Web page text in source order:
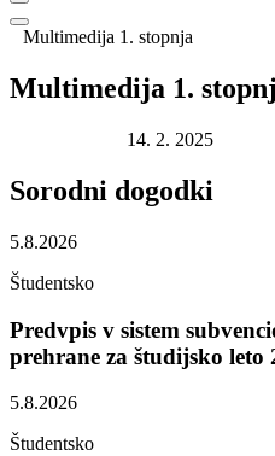
Multimedija 1. stopnja
Multimedija 1.
14. 2. 2025
Sorodni dogodki
5.8.2026
Študentsko
Predvpis v sistem
prehrane za študijsko leto
5.8.2026
Študentsko